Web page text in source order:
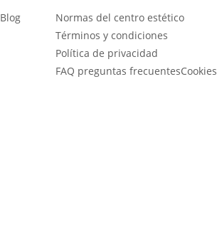
Blog
Normas del centro estético
Términos y condiciones
Política de privacidad
FAQ preguntas frecuentesCookies